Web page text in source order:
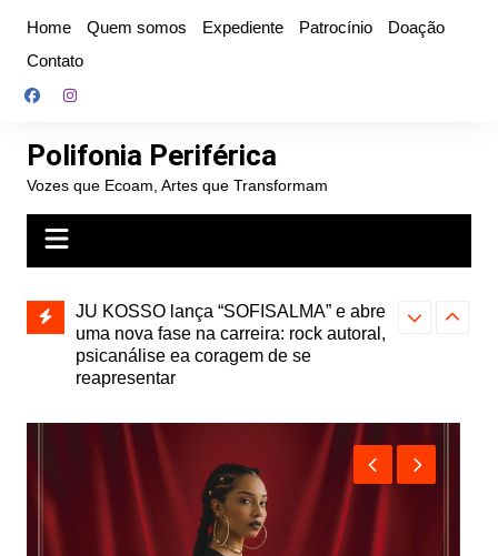
conteúdo
Home Quem somos Expediente Patrocínio
Doação
Contato
Polifonia Periférica
Vozes que Ecoam, Artes que Transformam
e abre
autoral,
Projota relança a mixtape “Projeção”,
de 2010, nas plataformas digitais
Farofa